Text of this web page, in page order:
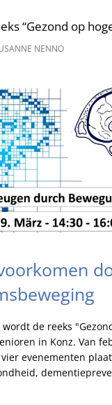
“Gezond op
NENNO
de reeks
in Konz. Van
evenementen